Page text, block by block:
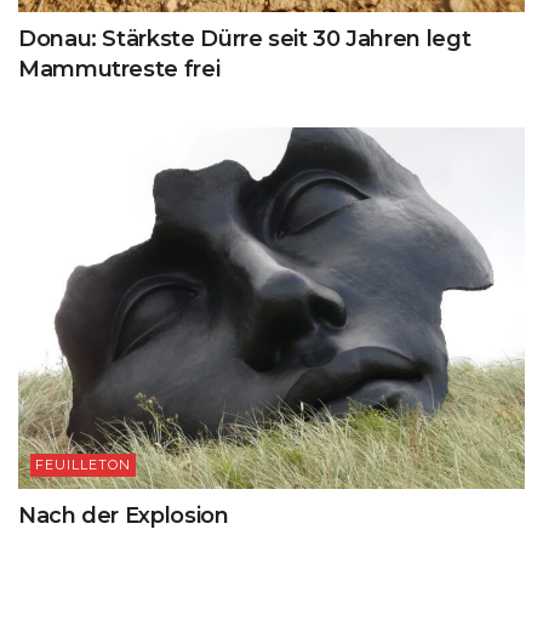
Donau: Stärkste Dürre seit 30 Jahren legt
Mammutreste frei
FEUILLETON
Nach der Explosion